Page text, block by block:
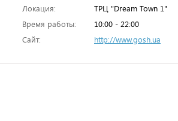
Локация:
ТРЦ "Dream Town 1"
Время работы:
10:00 - 22:00
Сайт:
http://www.gosh.ua